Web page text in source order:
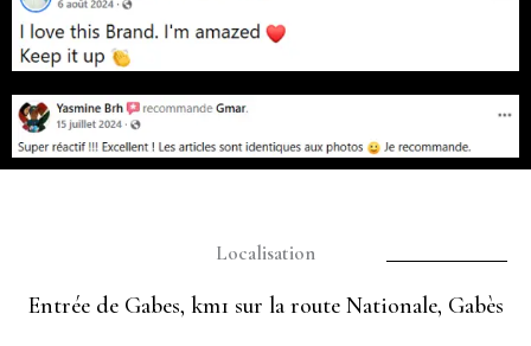
Localisation
Entrée de Gabes, km1 sur la route Nationale, Gabès